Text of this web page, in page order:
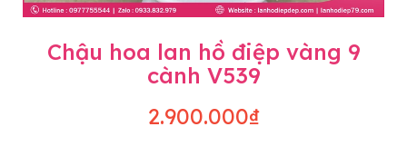
Chậu hoa lan hồ điệp vàng 9
cành V539
2.900.000₫